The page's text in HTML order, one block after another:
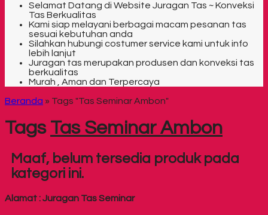
Selamat Datang di Website Juragan Tas ~ Konveksi
Tas Berkualitas
Kami siap melayani berbagai macam pesanan tas
sesuai kebutuhan anda
Silahkan hubungi costumer service kami untuk info
lebih lanjut
Juragan tas merupakan produsen dan konveksi tas
berkualitas
Murah , Aman dan Terpercaya
Beranda » Tags "Tas Seminar Ambon"
Tags Tas Seminar Ambon
Maaf, belum tersedia produk pada
kategori ini.
Alamat : Juragan Tas Seminar